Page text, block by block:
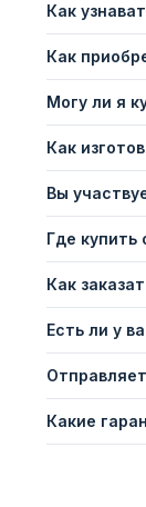
Как
Как
Могу ли я
Как
Вы
Где купить
Как
Есть ли у
Какие